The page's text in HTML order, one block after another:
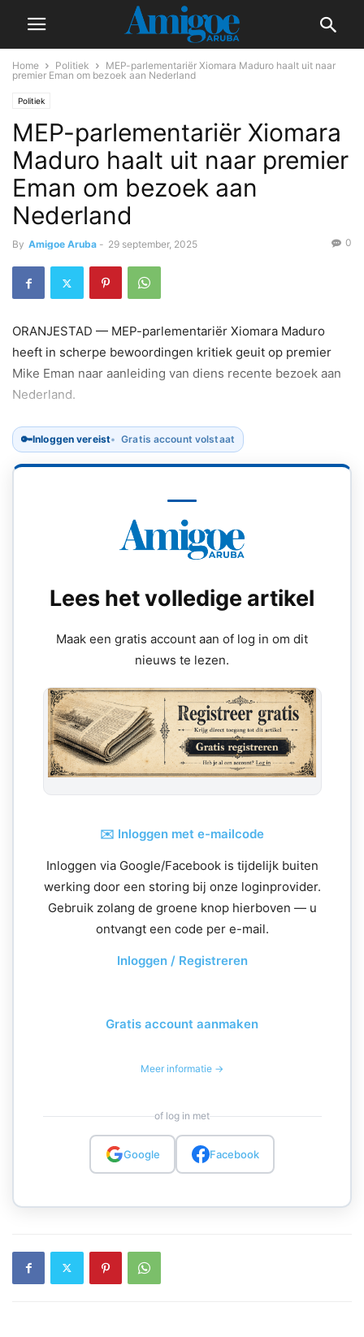
Home Politiek
MEP-parlementariër Xiomara Maduro haalt uit naar
premier Eman om bezoek aan Nederland
Politiek
MEP-parlementariër Xiomara
Maduro haalt uit naar premier
Eman om bezoek aan
Nederland
By Amigoe Aruba - 29 september, 2025 0
ORANJESTAD — MEP-parlementariër Xiomara Maduro
heeft in scherpe bewoordingen kritiek geuit op premier
Mike Eman naar aanleiding van diens recente bezoek aan
Nederland.
🔑Inloggen vereist Gratis account volstaat
Lees het volledige artikel
Maak een gratis account aan of log in om dit
nieuws te lezen.
✉️ Inloggen met e-mailcode
Inloggen via Google/Facebook is tijdelijk buiten
werking door een storing bij onze loginprovider.
Gebruik zolang de groene knop hierboven — u
ontvangt een code per e-mail.
Inloggen / Registreren
Gratis account aanmaken
Meer informatie →
of log in met
Google Facebook